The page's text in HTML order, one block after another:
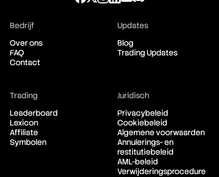
Bedrijf
Over ons
FAQ
Contact
Updates
Blog
Trading Updates
Trading
Leaderboard
Lexicon
Affiliate
Symbolen
Juridisch
Privacybeleid
Cookiebeleid
Algemene voorwaarden
Annulerings- en
restitutiebeleid
AML-beleid
Verwijderingsprocedure